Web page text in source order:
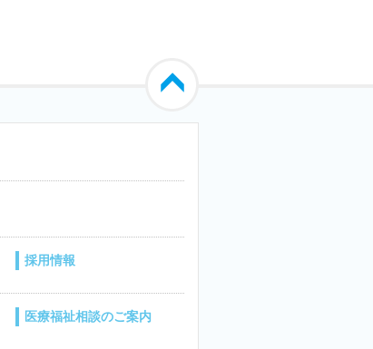
採用情報
医療福祉相談のご案内